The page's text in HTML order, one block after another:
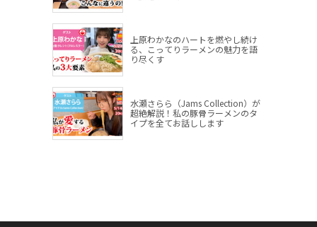
上原わかなのハートを燃やし続け
る、こってりラーメンの魅力を語
り尽くす
水瀬さらら（Jams Collection）が
超絶解説！私の豚骨ラーメンのタ
イプを全てお話しします